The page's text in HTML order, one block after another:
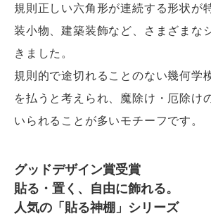
規則正しい六角形が連続する形状が
装小物、建築装飾など、さまざまな
きました。
規則的で途切れることのない幾何学
を払うと考えられ、魔除け・厄除け
いられることが多いモチーフです。
グッドデザイン賞受賞
貼る・置く、自由に飾れる。
人気の「貼る神棚」シリーズ